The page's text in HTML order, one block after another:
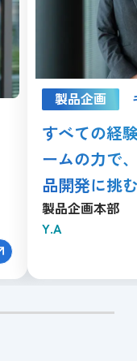
製品企画
すべての経
ームの力で
品開発に挑
製品企画本部
Y.A